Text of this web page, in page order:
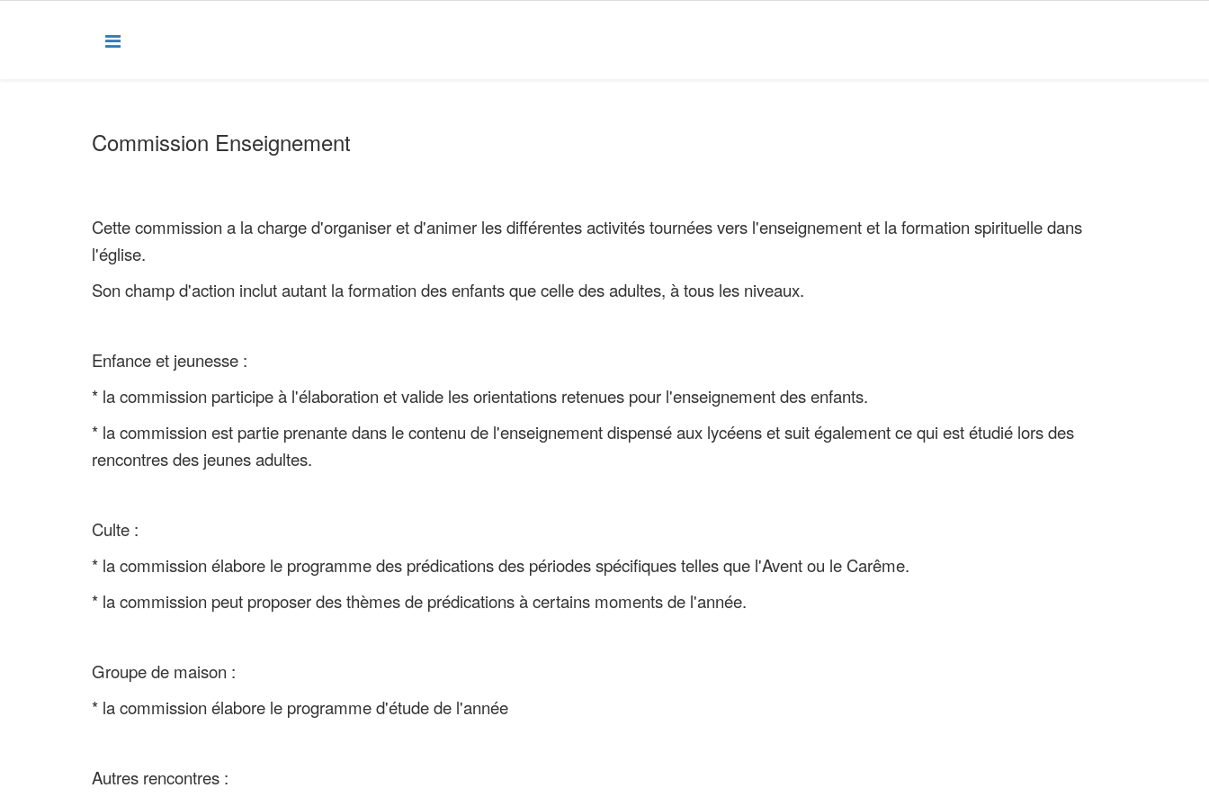
Commission Enseignement
Cette commission a la charge d'organiser et d'animer les différentes activités tournées vers l'enseignement et la formation spirituelle dans
l'église.
Son champ d'action inclut autant la formation des enfants que celle des adultes, à tous les niveaux.
Enfance et jeunesse :
* la commission participe à l'élaboration et valide les orientations retenues pour l'enseignement des enfants.
* la commission est partie prenante dans le contenu de l'enseignement dispensé aux lycéens et suit également ce qui est étudié lors des
rencontres des jeunes adultes.
Culte :
* la commission élabore le programme des prédications des périodes spécifiques telles que l'Avent ou le Carême.
* la commission peut proposer des thèmes de prédications à certains moments de l'année.
Groupe de maison :
* la commission élabore le programme d'étude de l'année
Autres rencontres :